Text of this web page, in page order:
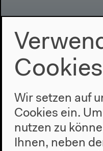
Cookies
Wir setzen auf
Cookies ein.
nutzen zu
Ihnen, neben